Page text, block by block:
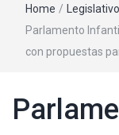
Home / Legislativo
Parlamento
con propuestas